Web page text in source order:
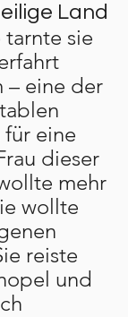
Land
tarnte sie
– eine der
eine
dieser
mehr
wollte
reiste
und